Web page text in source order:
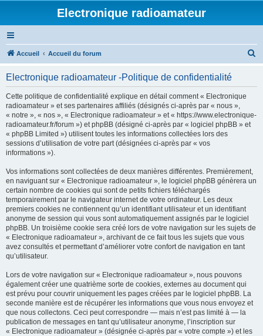
Electronique radioamateur
Accueil Accueil du forum
Electronique radioamateur -Politique de confidentialité
Cette politique de confidentialité explique en détail comment « Electronique
radioamateur » et ses partenaires affiliés (désignés ci-après par « nous »,
« notre », « nos », « Electronique radioamateur » et « https://www.electronique-
radioamateur.fr/forum ») et phpBB (désigné ci-après par « logiciel phpBB » et
« phpBB Limited ») utilisent toutes les informations collectées lors des
sessions d’utilisation de votre part (désignées ci-après par « vos
informations »).
Vos informations sont collectées de deux manières différentes. Premièrement,
en naviguant sur « Electronique radioamateur », le logiciel phpBB génèrera un
certain nombre de cookies qui sont de petits fichiers téléchargés
temporairement par le navigateur internet de votre ordinateur. Les deux
premiers cookies ne contiennent qu’un identifiant utilisateur et un identifiant
anonyme de session qui vous sont automatiquement assignés par le logiciel
phpBB. Un troisième cookie sera créé lors de votre navigation sur les sujets de
« Electronique radioamateur », archivant de ce fait tous les sujets que vous
avez consultés et permettant d’améliorer votre confort de navigation en tant
qu’utilisateur.
Lors de votre navigation sur « Electronique radioamateur », nous pouvons
également créer une quatrième sorte de cookies, externes au document qui
est prévu pour couvrir uniquement les pages créées par le logiciel phpBB. La
seconde manière est de récupérer les informations que vous nous envoyez et
que nous collectons. Ceci peut correspondre — mais n’est pas limité à — la
publication de messages en tant qu’utilisateur anonyme, l’inscription sur
« Electronique radioamateur » (désignée ci-après par « votre compte ») et les